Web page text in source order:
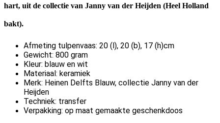
hart, uit de collectie van Janny van der Heijden (Heel Holland
bakt).
Afmeting tulpenvaas: 20 (l), 20 (b), 17 (h)cm
Gewicht: 800 gram
Kleur: blauw en wit
Materiaal: keramiek
Merk: Heinen Delfts Blauw, collectie Janny van der
Heijden
Techniek: transfer
Verpakking: op maat gemaakte geschenkdoos